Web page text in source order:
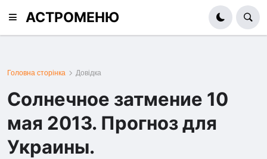
АСТРОМЕНЮ
Головна сторінка Довідка
Солнечное затмение 10
мая 2013. Прогноз для
Украины.